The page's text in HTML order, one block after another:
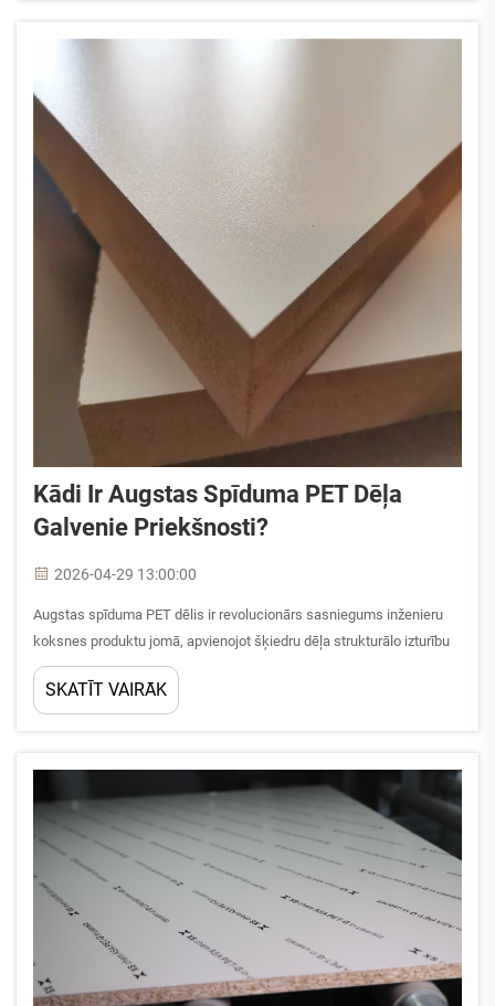
Kādi Ir Augstas Spīduma PET Dēļa
Galvenie Priekšnosti?
2026-04-29 13:00:00
Augstas spīduma PET dēlis ir revolucionārs sasniegums inženieru
koksnes produktu jomā, apvienojot šķiedru dēļa strukturālo izturību
ar sofistikētu polietilēn-tereftalāta virsmas pārklājumu. Šis
inovatīvais materiāls ir pārvērtis mod...
SKATĪT VAIRĀK